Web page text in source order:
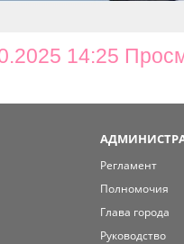
14:25
Регламент
Полномочия
Глава города
Руководство